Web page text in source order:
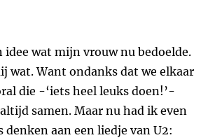
idee wat mijn vrouw nu bedoelde.
wat. Want ondanks dat we elkaar
die -‘iets heel leuks doen!’-
samen. Maar nu had ik even
aan een liedje van U2: